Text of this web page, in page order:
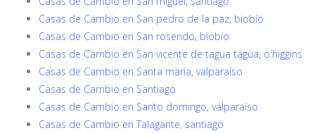
Casas de Cambio en San pedro de la paz, biobío
Casas de Cambio en San rosendo, biobío
Casas de Cambio en San vicente de tagua tagua, o'higgins
Casas de Cambio en Santa maría, valparaíso
Casas de Cambio en Santiago
Casas de Cambio en Santo domingo, valparaíso
Casas de Cambio en Talagante, santiago